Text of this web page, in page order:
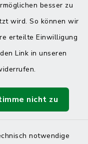
besser zu
wird. So können wir
erteilte Einwilligung
Link in unseren
nicht zu
notwendige